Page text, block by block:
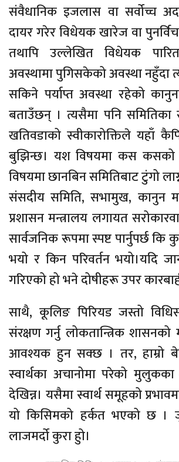
संवैधानिक इजलास वा सर्वोच्च
दायर गरेर विधेयक खारेज वा
तथापि उल्लेखित विधेयक
अवस्थामा पुगिसकेको अवस्था नहुँदा
सकिने पर्याप्त अवस्था रहेको
बताउँछन् । त्यसैमा पनि समितिका
खतिवडाको स्वीकारोक्तिले यहाँ
बुझिन्छ। यश विषयमा कस कसको
विषयमा छानबिन समितिबाट टुंगो
संसदीय समिति, सभामुख, कानुन
प्रशासन मन्त्रालय लगायत
सार्वजनिक रूपमा स्पष्ट पार्नुपर्छ कि
भयो र किन परिवर्तन भयो।यदि
गरिएको हो भने दोषीहरू उपर
साथै, कूलिङ पिरियड जस्तो
संरक्षण गर्नु लोकतान्त्रिक
आवश्यक हुन सक्छ । तर, हाम्रो
स्वार्थका अचानोमा परेको
देखिन्न। यसैमा स्वार्थ समूहको
यो किसिमको हर्कत भएको छ ।
लाजमर्दो कुरा हुो।